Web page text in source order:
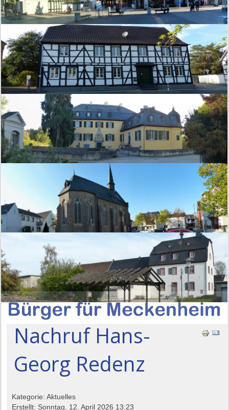
Nachruf Hans-
Georg Redenz
Kategorie: Aktuelles
Erstellt: Sonntag, 12. April 2026 13:23